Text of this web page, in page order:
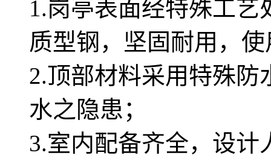
1.岗亭表面经特殊工
质型钢，坚固耐用，
2.顶部材料采用特殊
水之隐患；
3.室内配备齐全，设计